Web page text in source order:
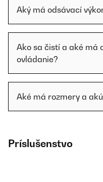
Aký má odsávací
Ako sa čistí a aké má
ovládanie?
Aké má rozmery a
Príslušenstvo